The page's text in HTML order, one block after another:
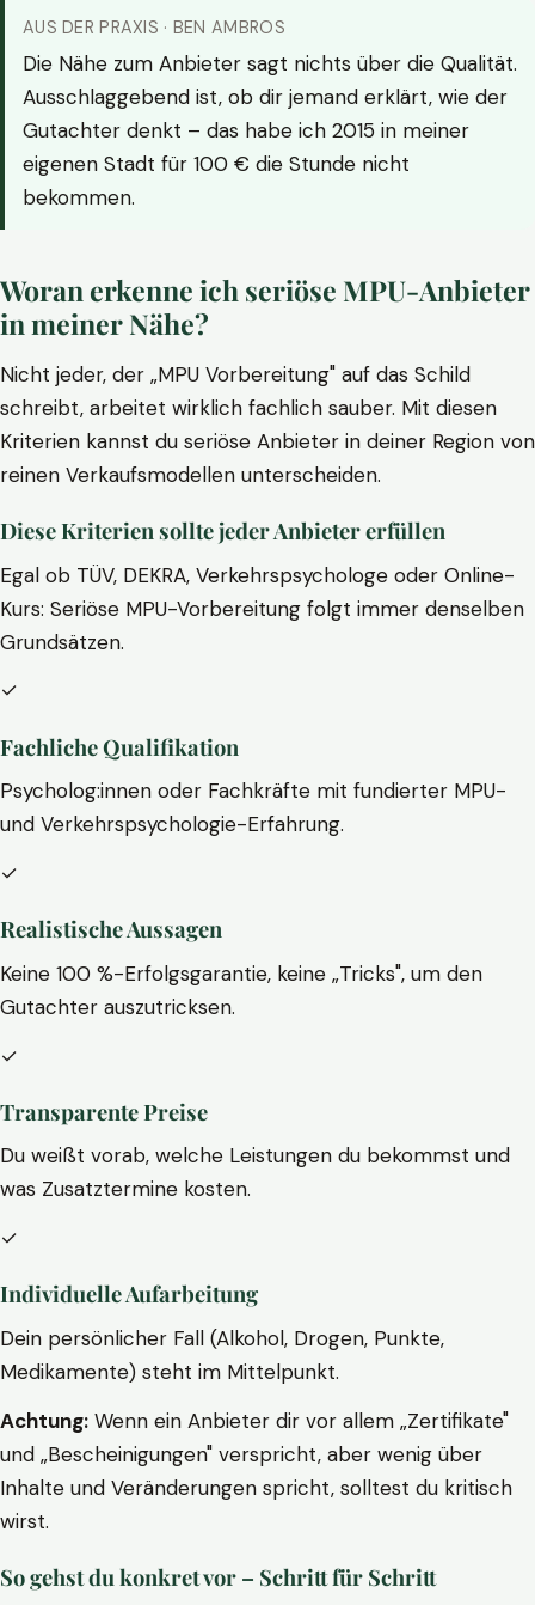
AUS DER PRAXIS · BEN AMBROS
Die Nähe zum Anbieter sagt nichts über die Qualität.
Ausschlaggebend ist, ob dir jemand erklärt, wie der
Gutachter denkt – das habe ich 2015 in meiner
eigenen Stadt für 100 € die Stunde nicht
bekommen.
Woran erkenne ich seriöse MPU-Anbieter
in meiner Nähe?
Nicht jeder, der „MPU Vorbereitung" auf das Schild
schreibt, arbeitet wirklich fachlich sauber. Mit diesen
Kriterien kannst du seriöse Anbieter in deiner Region von
reinen Verkaufsmodellen unterscheiden.
Diese Kriterien sollte jeder Anbieter erfüllen
Egal ob TÜV, DEKRA, Verkehrspsychologe oder Online-
Kurs: Seriöse MPU-Vorbereitung folgt immer denselben
Grundsätzen.
✓
Fachliche Qualifikation
Psycholog:innen oder Fachkräfte mit fundierter MPU-
und Verkehrspsychologie-Erfahrung.
✓
Realistische Aussagen
Keine 100 %-Erfolgsgarantie, keine „Tricks", um den
Gutachter auszutricksen.
✓
Transparente Preise
Du weißt vorab, welche Leistungen du bekommst und
was Zusatztermine kosten.
✓
Individuelle Aufarbeitung
Dein persönlicher Fall (Alkohol, Drogen, Punkte,
Medikamente) steht im Mittelpunkt.
Achtung: Wenn ein Anbieter dir vor allem „Zertifikate"
und „Bescheinigungen" verspricht, aber wenig über
Inhalte und Veränderungen spricht, solltest du kritisch
wirst.
So gehst du konkret vor – Schritt für Schritt